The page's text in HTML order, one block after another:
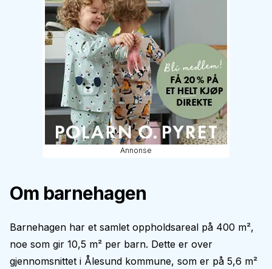
Annonse
Om barnehagen
Barnehagen har et samlet oppholdsareal på 400 m²,
noe som gir 10,5 m² per barn. Dette er over
gjennomsnittet i Ålesund kommune, som er på 5,6 m²